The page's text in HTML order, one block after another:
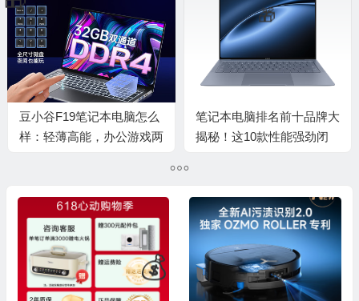
豆小谷F19笔记本电脑怎么
样：轻薄高能，办公游戏两
笔记本电脑排名前十品牌大
揭秘！这10款性能强劲闭